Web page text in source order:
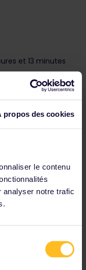
propos des cookies
le contenu
analyser notre trafic
et 13 minutes
et les options